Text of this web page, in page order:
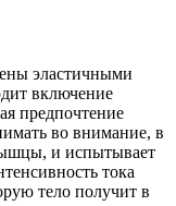
эластичными
включение
предпочтение
во внимание, в
и испытывает
тока
тело получит в